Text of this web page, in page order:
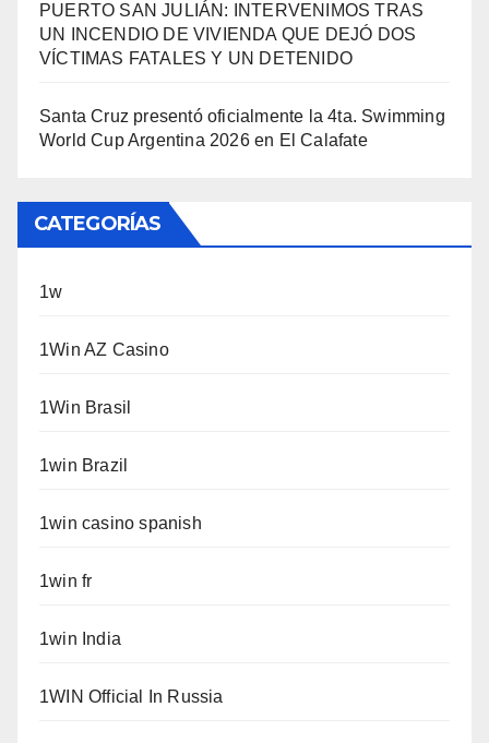
PUERTO SAN JULIÁN: INTERVENIMOS TRAS
UN INCENDIO DE VIVIENDA QUE DEJÓ DOS
VÍCTIMAS FATALES Y UN DETENIDO
Santa Cruz presentó oficialmente la 4ta. Swimming
World Cup Argentina 2026 en El Calafate
CATEGORÍAS
1w
1Win AZ Casino
1Win Brasil
1win Brazil
1win casino spanish
1win fr
1win India
1WIN Official In Russia